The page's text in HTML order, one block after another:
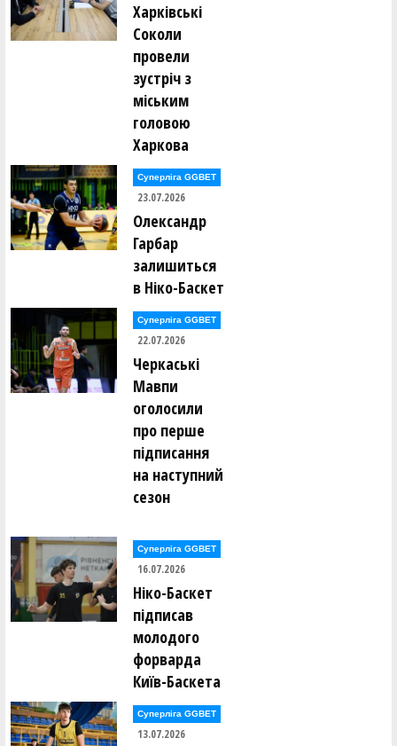
Харківські
Соколи
провели
зустріч з
міським
головою
Харкова
Суперліга GGBET
23.07.2026
Олександр
Гарбар
залишиться
в Ніко-Баскет
Суперліга GGBET
22.07.2026
Черкаські
Мавпи
оголосили
про перше
підписання
на наступний
сезон
Суперліга GGBET
16.07.2026
Ніко-Баскет
підписав
молодого
форварда
Київ-Баскета
Суперліга GGBET
13.07.2026